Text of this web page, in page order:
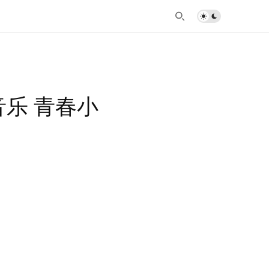
乐 青春小